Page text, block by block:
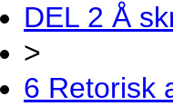
DEL 2 Å
>
6 Retorisk